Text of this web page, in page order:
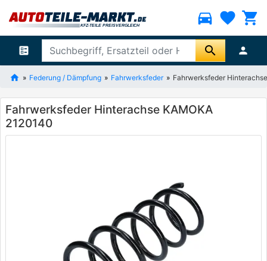
directions_car favorite shopping_cart
ballot search person
Federung / Dämpfung Fahrwerksfeder Fahrwerksfeder
Fahrwerksfeder Hinterachse KAMOKA
2120140